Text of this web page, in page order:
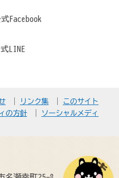
Facebook
LINE
リンク集
このサイト
の方針
ソーシャルメディ